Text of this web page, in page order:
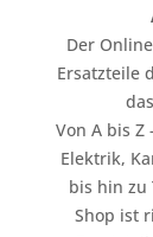
Der
Ersatzteile
Von A bis
Elektrik,
bis hin zu
Shop ist